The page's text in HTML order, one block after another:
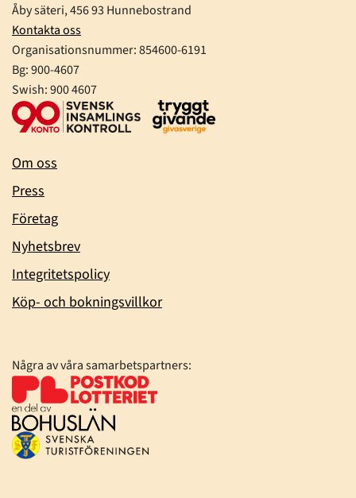
Åby säteri, 456 93 Hunnebostrand
Kontakta oss
Organisationsnummer:854600-6191
Bg: 900-4607
Swish: 900 4607
Om oss
Press
Företag
Nyhetsbrev
Integritetspolicy
Köp- och bokningsvillkor
Några av våra samarbetspartners: